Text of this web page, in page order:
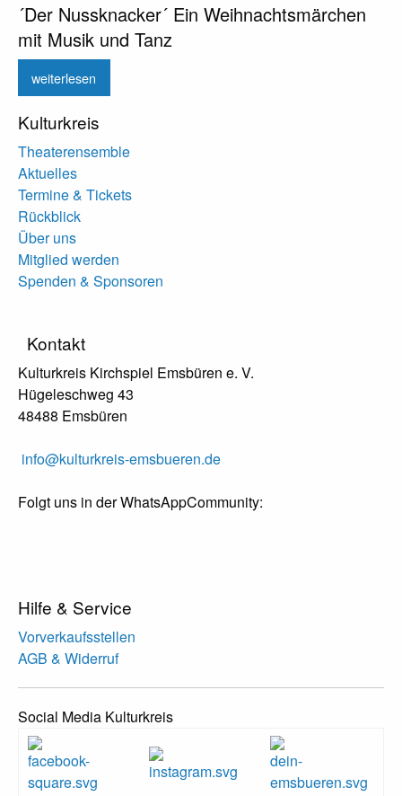
´Der Nussknacker´ Ein Weihnachtsmärchen
mit Musik und Tanz
weiterlesen
Kulturkreis
Theaterensemble
Aktuelles
Termine & Tickets
Rückblick
Über uns
Mitglied werden
Spenden & Sponsoren
Kontakt
Kulturkreis Kirchspiel Emsbüren e. V.
Hügeleschweg 43
48488 Emsbüren
info@kulturkreis-emsbueren.de
Folgt uns in der WhatsAppCommunity:
Hilfe & Service
Vorverkaufsstellen
AGB & Widerruf
Social Media Kulturkreis